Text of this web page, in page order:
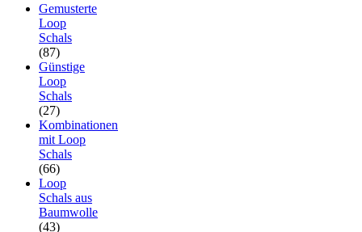
Gemusterte
Loop
Schals
(87)
Günstige
Loop
Schals
(27)
Kombinationen
mit Loop
Schals
(66)
Loop
Schals aus
Baumwolle
(43)